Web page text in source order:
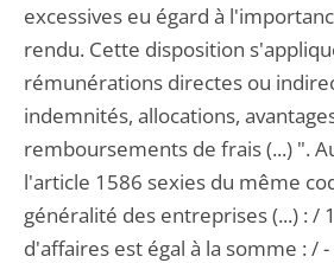
excessives eu égard à
rendu. Cette disposition
rémunérations directes ou
indemnités, allocations,
remboursements de frais (...) ".
l'article 1586 sexies du même
généralité des entreprises (...) : /
d'affaires est égal à la somme : /